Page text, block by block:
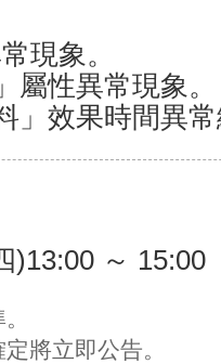
現象。
屬性異常現象。
」效果時間異
)13:00 ～ 15:00
將立即公告。